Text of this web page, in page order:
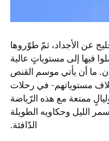
عن الأجداد، ثمّ طوّروها
فيها إلى مستوياتٍ عالية
ما أن يأتي موسم القنص
مستوياتهم- في رحلات
ممتعة مع هذه الرّياضة
الليل وحكاويه الطويلة
الدّافئة.